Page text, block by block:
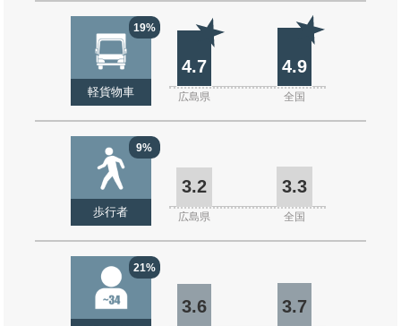
19%
軽貨物車
4.7 4.9
広島県 全国
9%
歩行者
3.2 3.3
広島県 全国
21%
3.6 3.7